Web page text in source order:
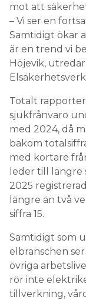
mot att
– Vi ser en
Samtidigt ökar
är en trend vi
Höjevik,
Totalt
sjukfrånvaro
med 2024, då
bakom
med kortare
leder till längre
2025
längre än två
siffra 15.
Samtidigt som
elbranschen
övriga
rör inte
tillverkning,